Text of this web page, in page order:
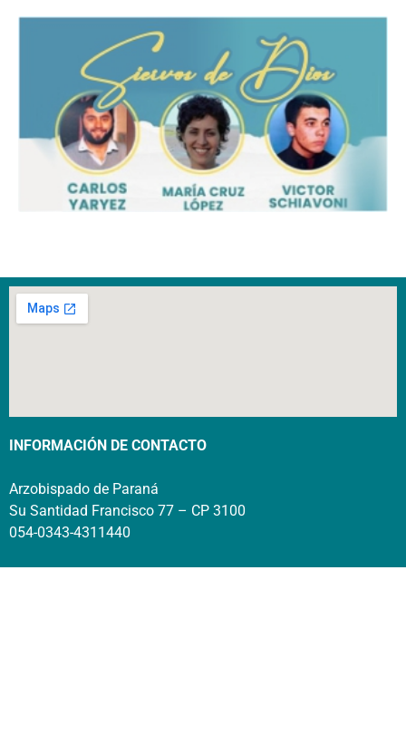
INFORMACIÓN DE CONTACTO
Arzobispado de Paraná
Su Santidad Francisco 77 – CP 3100
054-0343-4311440